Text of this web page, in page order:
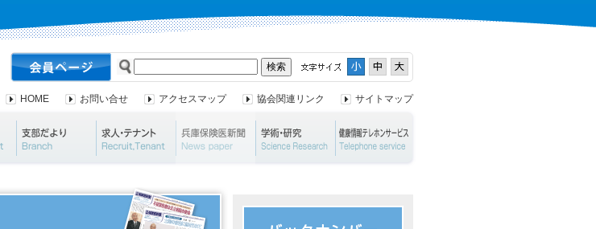
HOME お問い合せ アクセスマップ 協会関連リンク サイトマップ